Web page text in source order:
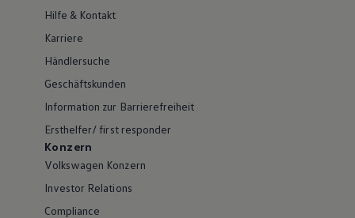
Hilfe & Kontakt
Karriere
Händlersuche
Geschäftskunden
Information zur Barrierefreiheit
Ersthelfer/ first responder
Konzern
Volkswagen Konzern
Investor Relations
Compliance